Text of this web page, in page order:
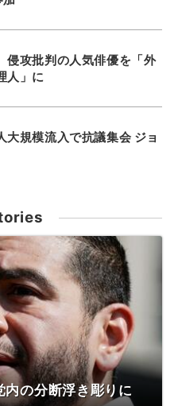
侵攻批判の人気俳優を「外
人」に
大規模流入で抗議集会 ジョ
の分断浮き彫りに